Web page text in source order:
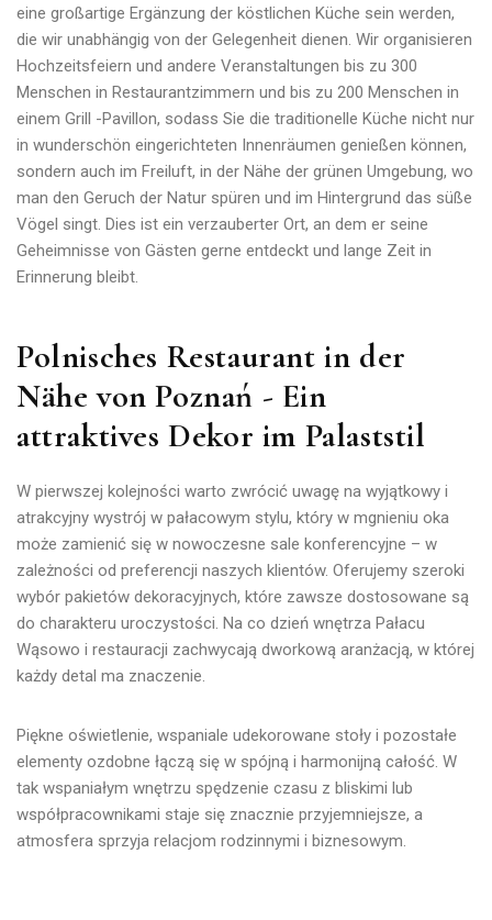
eine großartige Ergänzung der köstlichen Küche sein werden,
die wir unabhängig von der Gelegenheit dienen. Wir organisieren
Hochzeitsfeiern und andere Veranstaltungen bis zu 300
Menschen in Restaurantzimmern und bis zu 200 Menschen in
einem Grill -Pavillon, sodass Sie die traditionelle Küche nicht nur
in wunderschön eingerichteten Innenräumen genießen können,
sondern auch im Freiluft, in der Nähe der grünen Umgebung, wo
man den Geruch der Natur spüren und im Hintergrund das süße
Vögel singt. Dies ist ein verzauberter Ort, an dem er seine
Geheimnisse von Gästen gerne entdeckt und lange Zeit in
Erinnerung bleibt.
Polnisches Restaurant in der
Nähe von Poznań - Ein
attraktives Dekor im Palaststil
W pierwszej kolejności warto zwrócić uwagę na wyjątkowy i
atrakcyjny wystrój w pałacowym stylu, który w mgnieniu oka
może zamienić się w nowoczesne sale konferencyjne – w
zależności od preferencji naszych klientów. Oferujemy szeroki
wybór pakietów dekoracyjnych, które zawsze dostosowane są
do charakteru uroczystości. Na co dzień wnętrza Pałacu
Wąsowo i restauracji zachwycają dworkową aranżacją, w której
każdy detal ma znaczenie.
Piękne oświetlenie, wspaniale udekorowane stoły i pozostałe
elementy ozdobne łączą się w spójną i harmonijną całość. W
tak wspaniałym wnętrzu spędzenie czasu z bliskimi lub
współpracownikami staje się znacznie przyjemniejsze, a
atmosfera sprzyja relacjom rodzinnymi i biznesowym.